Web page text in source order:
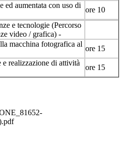
ed aumentata con uso di
ore 10
e tecnologie (Percorso
video / grafica) -
macchina fotografica al
ore 15
realizzazione di attività
ore 15